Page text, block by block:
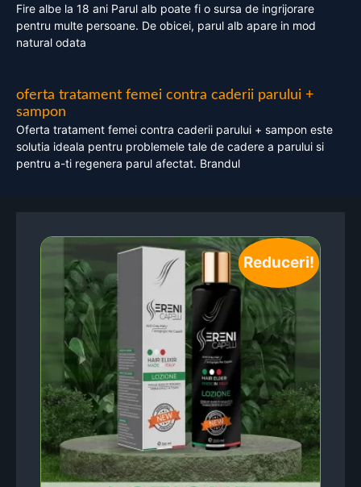
Fire albe la 18 ani Parul alb poate fi o sursa de ingrijorare
pentru multe persoane. De obicei, parul alb apare in mod
natural odata
oferta tratament femei contra caderii parului +
sampon
Oferta tratament femei contra caderii parului + sampon este
solutia ideala pentru problemele tale de cadere a parului si
pentru a-ti regenera parul afectat. Brandul
Reduceri!